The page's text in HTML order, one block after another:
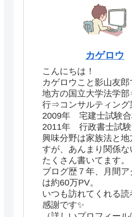
カゲロウ
こんにちは！
カゲロウこと影山友郎
地方の国立大学法学
行⇒コンサルティング
2009年 宅建士試験
2011年 行政書士試
興味分野は家族法と地
すが、あんまり関係な
たくさん書いてます。
ブログ歴７年、月間ア
は約60万PV。
いつも訪れてくれる読
感謝です✨